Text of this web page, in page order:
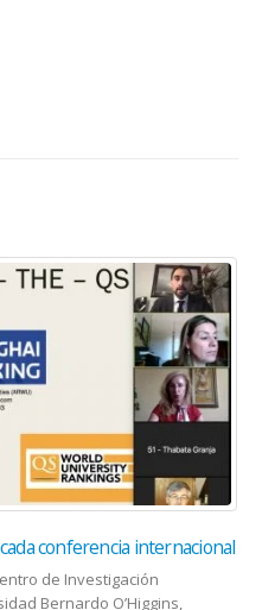
conferencia internacional
de Investigación
Bernardo O’Higgins,